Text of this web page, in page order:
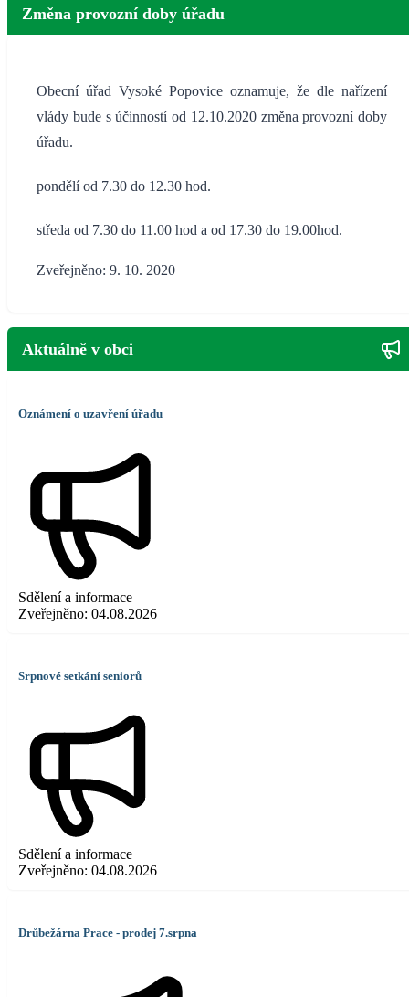
Změna provozní doby úřadu
Obecní úřad Vysoké Popovice oznamuje, že dle nařízení
vlády bude s účinností od 12.10.2020 změna provozní doby
úřadu.
pondělí od 7.30 do 12.30 hod.
středa od 7.30 do 11.00 hod a od 17.30 do 19.00hod.
Zveřejněno: 9. 10. 2020
Aktuálně v obci
Oznámení o uzavření úřadu
Sdělení a informace
Zveřejněno: 04.08.2026
Srpnové setkání seniorů
Sdělení a informace
Zveřejněno: 04.08.2026
Drůbežárna Prace - prodej 7.srpna